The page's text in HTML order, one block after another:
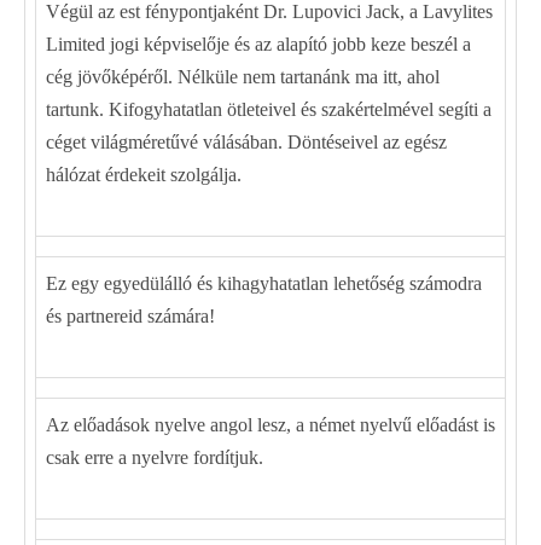
Végül az est fénypontjaként Dr. Lupovici Jack, a Lavylites
Limited jogi képviselője és az alapító jobb keze beszél a
cég jövőképéről. Nélküle nem tartanánk ma itt, ahol
tartunk. Kifogyhatatlan ötleteivel és szakértelmével segíti a
céget világméretűvé válásában. Döntéseivel az egész
hálózat érdekeit szolgálja.
Ez egy egyedülálló és kihagyhatatlan lehetőség számodra
és partnereid számára!
Az előadások nyelve angol lesz, a német nyelvű előadást is
csak erre a nyelvre fordítjuk.